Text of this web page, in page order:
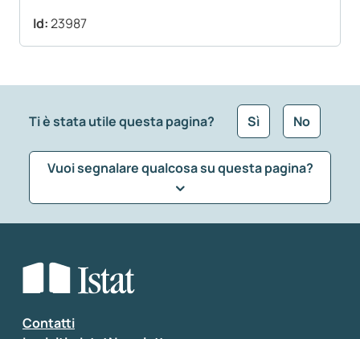
Id:23987
Ti è stata utile questa pagina? Sì No
Vuoi segnalare qualcosa su questa pagina?
Seleziona la tipologia della segnalazione
Inserisci il tuo commento
Contatti